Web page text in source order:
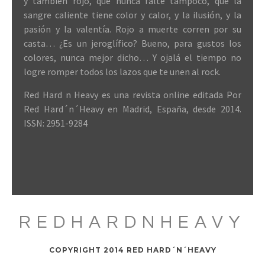
sangre caliente tiene color y calor, y la ilusión, y la
pasión y la valentía. Rojo a muerte corren por su
casta… ¿Es un jeroglífico? Bueno, para gustos los
colores, nunca mejor dicho… Y ojalá el tiempo no
logre romper todos los lazos que te unen al rock.
Red Hard n Heavy es una revista online editada Por
Red Hard´n´Heavy en Madrid, España, desde 2014.
ISSN: 2951-9284
REDHARDNHEAVY
COPYRIGHT 2014 RED HARD´N´HEAVY